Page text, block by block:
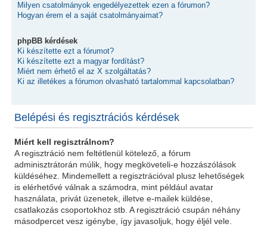
Milyen csatolmányok engedélyezettek ezen a fórumon?
Hogyan érem el a saját csatolmányaimat?
phpBB kérdések
Ki készítette ezt a fórumot?
Ki készítette ezt a magyar fordítást?
Miért nem érhető el az X szolgáltatás?
Ki az illetékes a fórumon olvasható tartalommal kapcsolatban?
Belépési és regisztrációs kérdések
Miért kell regisztrálnom?
A regisztráció nem feltétlenül kötelező, a fórum
adminisztrátorán múlik, hogy megköveteli-e hozzászólások
küldéséhez. Mindemellett a regisztrációval plusz lehetőségek
is elérhetővé válnak a számodra, mint például avatar
használata, privát üzenetek, illetve e-mailek küldése,
csatlakozás csoportokhoz stb. A regisztráció csupán néhány
másodpercet vesz igénybe, így javasoljuk, hogy éljél vele.